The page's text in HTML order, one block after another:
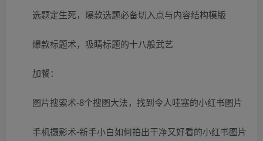
选题定生死，爆款选题必备切入点与内容结构模版
爆款标题术，吸睛标题的十八般武艺
加餐：
图片搜索术-8个搜图大法，找到令人哇塞的小红书图片
手机摄影术-新手小白如何拍出干净又好看的小红书图片